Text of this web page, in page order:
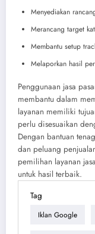
Menyediakan
Merancang target
Membantu setup
Melaporkan hasil
Penggunaan jasa
membantu dalam
layanan memiliki
perlu disesuaikan
Dengan bantuan
dan peluang
pemilihan layanan
untuk hasil terbaik.
Tag
Iklan Google